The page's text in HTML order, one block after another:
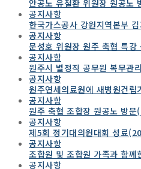
안공노 유철환 위원장 원공
공지사항
한국가스공사 강원지역본부
공지사항
문성호 위원장 원주 축협 특
공지사항
원주시 별정직 공무원 복무
공지사항
원주연세의료원에 새병원건
공지사항
원주 축협 조합장 원공노 방
공지사항
제5회 정기대의원대회 성료
공지사항
조합원 및 조합원 가족과 함
공지사항